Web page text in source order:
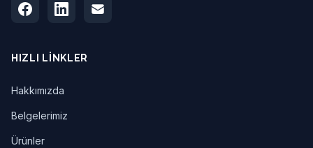
HIZLI LINKLER
Hakkımızda
Belgelerimiz
Ürünler